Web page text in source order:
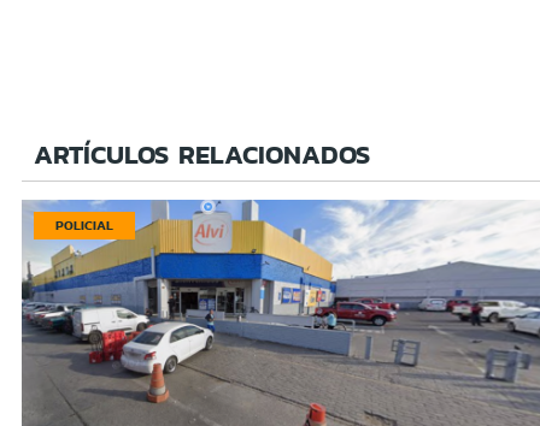
ARTÍCULOS RELACIONADOS
POLICIAL